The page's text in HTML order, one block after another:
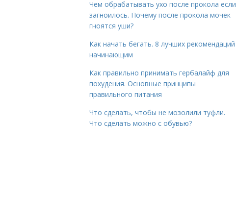
Чем обрабатывать ухо после прокола если
загноилось. Почему после прокола мочек
гноятся уши?
Как начать бегать. 8 лучших рекомендаций
начинающим
Как правильно принимать гербалайф для
похудения. Основные принципы
правильного питания
Что сделать, чтобы не мозолили туфли.
Что сделать можно с обувью?